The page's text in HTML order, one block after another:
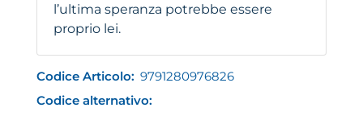
l’ultima speranza potrebbe essere
proprio lei.
Codice Articolo: 9791280976826
Codice alternativo: